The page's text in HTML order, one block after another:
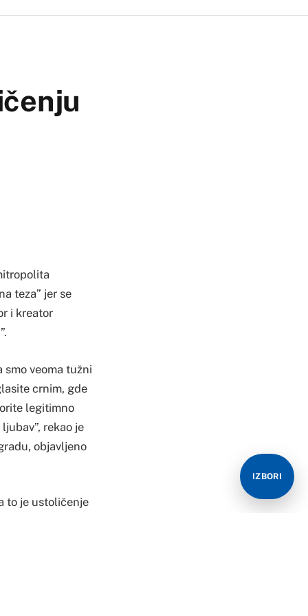
teza” jer se
i kreator
smo veoma tužni
crnim, gde
legitimno
rekao je
objavljeno
to je ustoličenje
IZBORI